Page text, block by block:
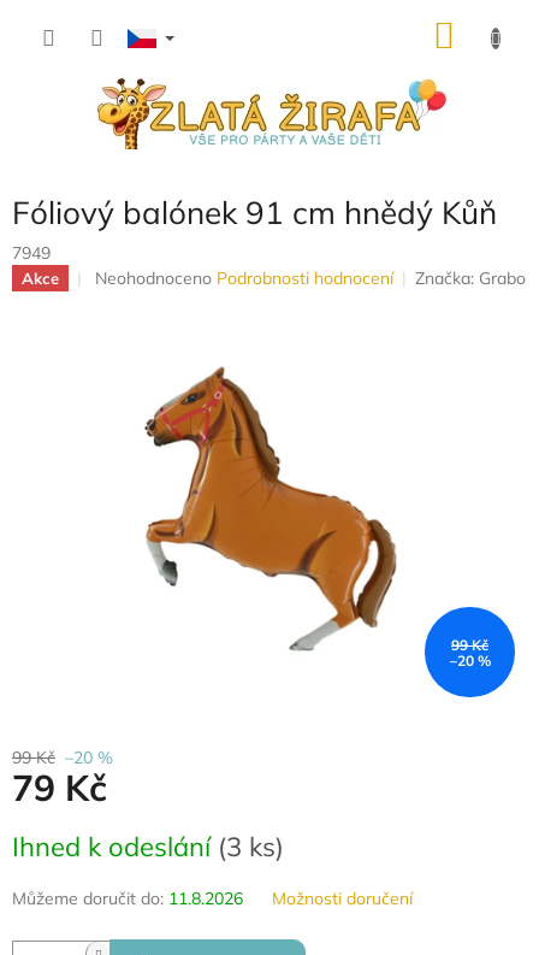
Fóliový balónek 91 cm hnědý Kůň
7949
Akce
Průměrné
hvězdiček.
Neohodnoceno Podrobnosti hodnocení Značka: Grabo
99 Kč
–20 %
99 Kč –20 %
79 Kč
cena:
Ihned k odeslání (3 ks)
Můžeme doručit do: 11.8.2026 Možnosti doručení